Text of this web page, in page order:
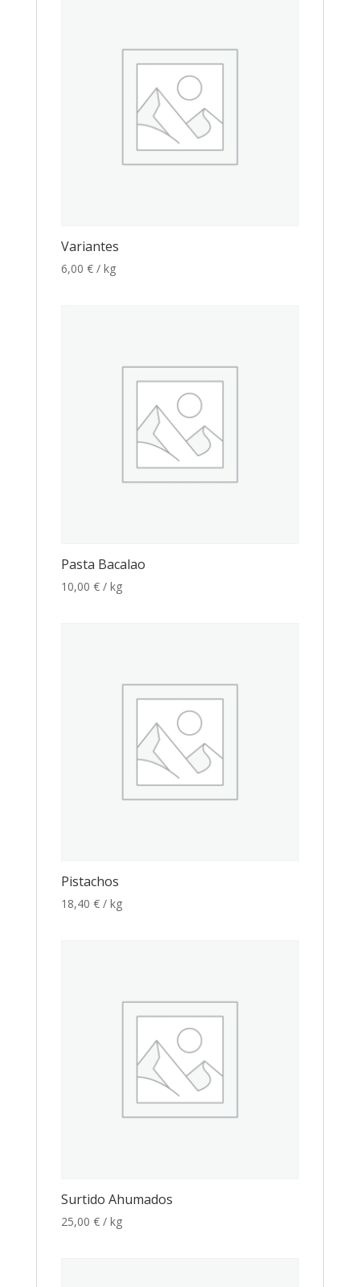
Variantes
6,00 € / kg
Pasta Bacalao
10,00 € / kg
Pistachos
18,40 € / kg
Surtido Ahumados
25,00 € / kg